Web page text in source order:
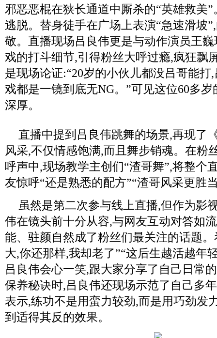
邪恶恶棍在狭长通道中厮杀的“英雄救美
逃脱。替身徒手在广场上表演“急速滑坡
敬。直播现场吕良伟更是与动作演员王
戏的打斗细节,引得粉丝大呼过瘾,疯狂飘
是现场论证:“20岁的小伙儿都没吕哥能打
戏都是一镜到底无NG。”可见这位60多
深厚。
直播中提到吕良伟跳舞的场景,再现了
风采,不仅情感饱满,而且舞步销魂。在粉
呼声中,现场教学主创们“渣哥舞”,将整个
友惊呼“还是熟悉的配方”“渣哥风采更胜
虽然是第二次参与线上直播,但作为影
伟在镜头前十分从容,与网友互动对答如
能、驻颜自然成了粉丝们最关注的话题
大,你还那样,我却老了”“这后生越活越年
吕良伟会心一笑,跟大家分享了自己日常
保养秘诀时,吕良伟还现场示范了自己多
表示,练功不是用蛮力较劲,而是用巧劲发
到适得其反的效果。